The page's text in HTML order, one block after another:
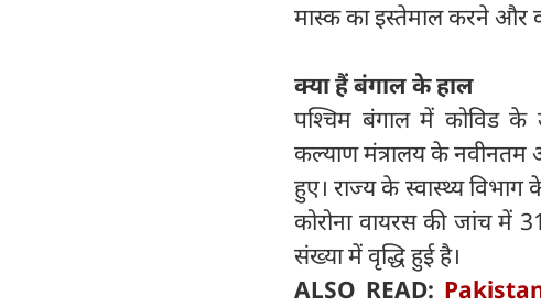
मास्क का इस्तेमाल करने और
क्या हैं बंगाल के हाल
पश्चिम बंगाल में कोविड के
कल्याण मंत्रालय के
हुए। राज्य के स्वास्थ्य
कोरोना वायरस की जांच में
संख्या में वृद्धि हुई है।
ALSO READ: